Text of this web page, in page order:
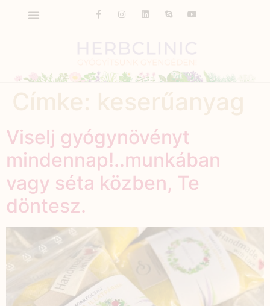
Viselj gyógynövényt
mindennap!..munkában
vagy séta közben, Te
döntesz.